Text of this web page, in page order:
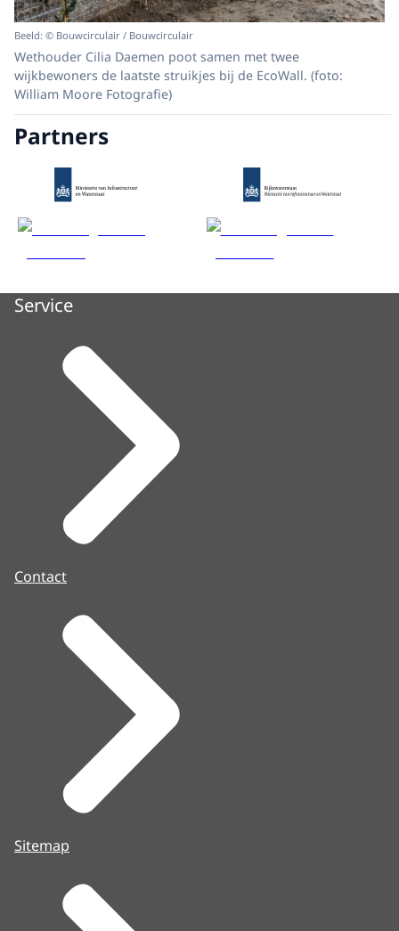
Beeld: © Bouwcirculair / Bouwcirculair
Wethouder Cilia Daemen poot samen met twee
wijkbewoners de laatste struikjes bij de EcoWall. (foto:
William Moore Fotografie)
Partners
Service
Contact
Sitemap